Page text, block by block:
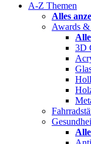
A-Z Themen
Alles
Awards &
3D